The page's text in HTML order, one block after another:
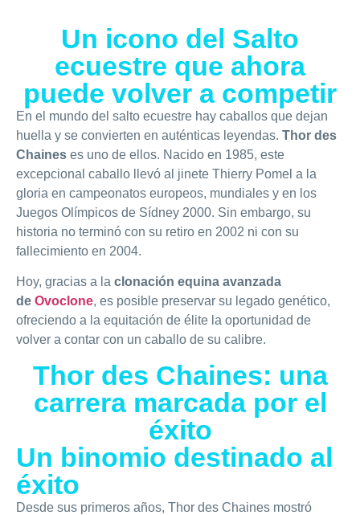
Un icono del Salto
ecuestre que ahora
puede volver a competir
En el mundo del salto ecuestre hay caballos que dejan
huella y se convierten en auténticas leyendas. Thor des
Chaines es uno de ellos. Nacido en 1985, este
excepcional caballo llevó al jinete Thierry Pomel a la
gloria en campeonatos europeos, mundiales y en los
Juegos Olímpicos de Sídney 2000. Sin embargo, su
historia no terminó con su retiro en 2002 ni con su
fallecimiento en 2004.
Hoy, gracias a la clonación equina avanzada
de Ovoclone, es posible preservar su legado genético,
ofreciendo a la equitación de élite la oportunidad de
volver a contar con un caballo de su calibre.
Thor des Chaines: una
carrera marcada por el
éxito
Un binomio destinado al
éxito
Desde sus primeros años, Thor des Chaines mostró